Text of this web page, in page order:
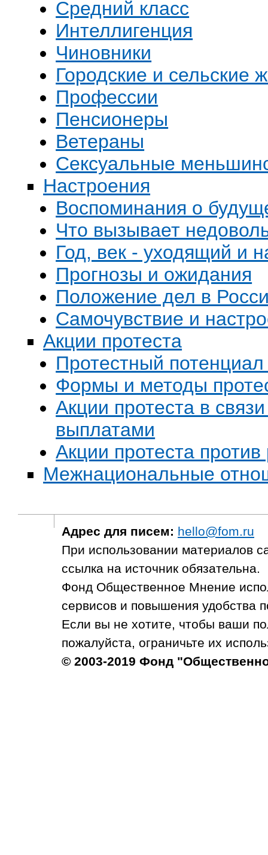
Средний класс
Интеллигенция
Чиновники
Городские и сельские
Профессии
Пенсионеры
Ветераны
Сексуальные
Настроения
Воспоминания о
Что вызывает
Год, век - уходящий и
Прогнозы и ожидания
Положение дел в
Самочувствие и
Акции протеста
Протестный потенциал
Формы и методы
Акции протеста в
выплатами
Акции протеста
Межнациональные
Адрес для писем: hello@fom.ru
При использовании материалов
ссылка на источник обязательна.
Фонд Общественное Мнение
сервисов и повышения удобства
Если вы не хотите, чтобы ваши
пожалуйста, ограничьте их
© 2003-2019 Фонд